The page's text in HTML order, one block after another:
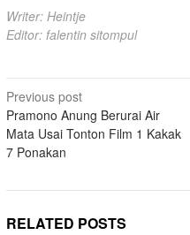
Writer: Heintje
Editor: falentin sitompul
Post
navigation
Previous post
Pramono Anung Berurai Air
Mata Usai Tonton Film 1 Kakak
7 Ponakan
RELATED POSTS